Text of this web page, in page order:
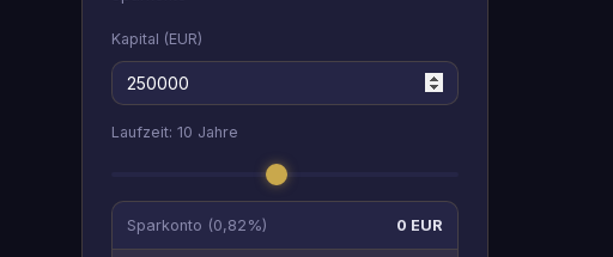
Kapital (EUR)
Laufzeit: 10 Jahre
Sparkonto (0,82%) 0 EUR